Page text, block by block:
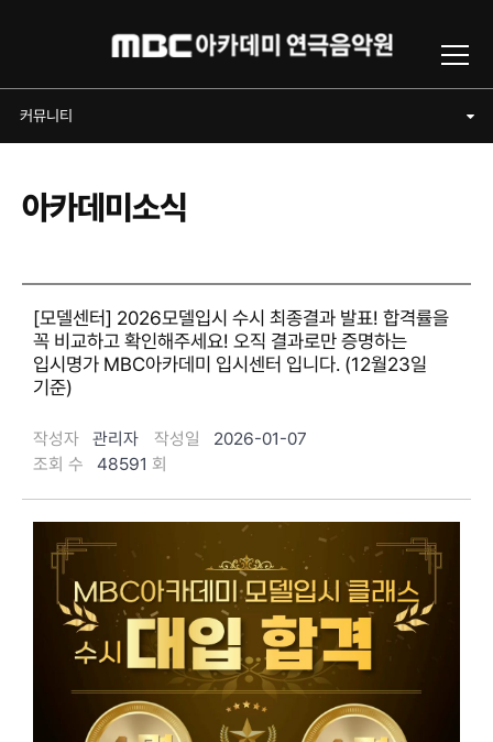
커뮤니티
아카데미소식
[모델센터] 2026모델입시 수시 최종결과 발표! 합격률을
꼭 비교하고 확인해주세요! 오직 결과로만 증명하는
입시명가 MBC아카데미 입시센터 입니다. (12월23일
기준)
작성자 관리자 작성일
2026-01-07
조회 수
48591 회